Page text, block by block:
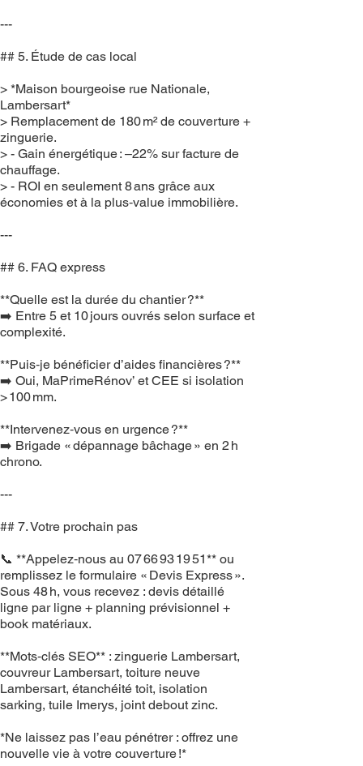
---
## 5. Étude de cas local
> *Maison bourgeoise rue Nationale,
Lambersart*
> Remplacement de 180 m² de couverture +
zinguerie.
> - Gain énergétique : –22% sur facture de
chauffage.
> - ROI en seulement 8 ans grâce aux
économies et à la plus‑value immobilière.
---
## 6. FAQ express
**Quelle est la durée du chantier ?**
➡️ Entre 5 et 10 jours ouvrés selon surface et
complexité.
**Puis‑je bénéficier d’aides financières ?**
➡️ Oui, MaPrimeRénov’ et CEE si isolation
> 100 mm.
**Intervenez‑vous en urgence ?**
➡️ Brigade « dépannage bâchage » en 2 h
chrono.
---
## 7. Votre prochain pas
📞 **Appelez‑nous au 07 66 93 19 51** ou
remplissez le formulaire « Devis Express ».
Sous 48 h, vous recevez : devis détaillé
ligne par ligne + planning prévisionnel +
book matériaux.
**Mots‑clés SEO** : zinguerie Lambersart,
couvreur Lambersart, toiture neuve
Lambersart, étanchéité toit, isolation
sarking, tuile Imerys, joint debout zinc.
*Ne laissez pas l’eau pénétrer : offrez une
nouvelle vie à votre couverture !*